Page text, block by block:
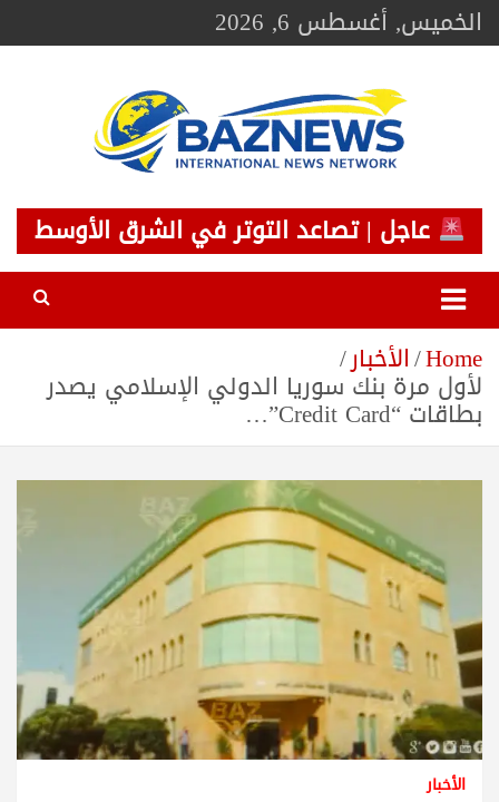
Skip
toالخميس, أغسطس 6, 2026
BAZNEWS
شبكة باز الإخبارية
عاجل | تصاعد التوتر في الشرق الأوسط
Home الأخبار
لأول مرة بنك سوريا الدولي الإسلامي يصدر
بطاقات “Credit Card”…
الأخبار